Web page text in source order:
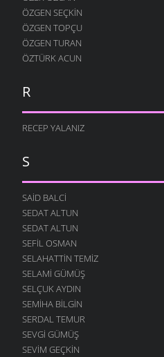
ÖZGEN SEÇKIN
ÖZGEN TOPÇU
ÖZGEN TURAN
ÖZTÜRK ACUN
R
RECEP YALANIZ
S
SAID BALCI
SEDAT ALTUN
SEDAT ALTUN
SEFIL OSMAN
SELAHATTIN TEMIZ
SELAMI GÜMÜŞ
SELÇUK AYDIN
SEMIHA BILGIN
SERDAL TEMUR
SEVGI GÜMÜŞ
SEVIM GEÇKIN